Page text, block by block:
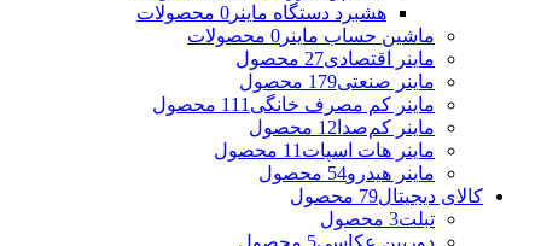
هشبرد دستگاه ماینر 0 محصولات
ماشین حساب ماینر 0 محصولات
ماینر اقتصادی27 محصول
ماینر صنعتی179 محصول
ماینر کم مصرف خانگی 111 محصول
ماینر کم‌صدا 12 محصول
ماینر هات اسپات 11 محصول
ماینر هیدرو54 محصول
کالای دیجیتال79 محصول
تبلت3 محصول
دوربین عکاسی5 محصول